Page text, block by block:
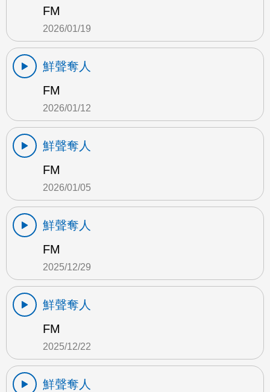
FM
2026/01/19
鮮聲奪人
FM
2026/01/12
鮮聲奪人
FM
2026/01/05
鮮聲奪人
FM
2025/12/29
鮮聲奪人
FM
2025/12/22
鮮聲奪人